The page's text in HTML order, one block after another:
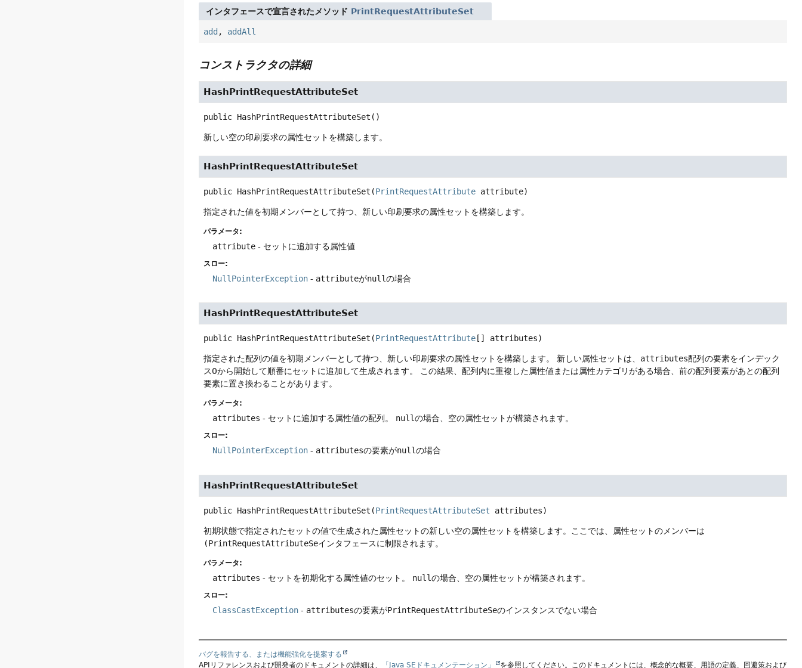
インタフェースで宣言されたメソッド PrintRequestAttributeSet
add , addAll
コンストラクタの詳細
HashPrintRequestAttributeSet
public HashPrintRequestAttributeSet ()
新しい空の印刷要求の属性セットを構築します。
HashPrintRequestAttributeSet
public HashPrintRequestAttributeSet (PrintRequestAttribute attribute)
指定された値を初期メンバーとして持つ、新しい印刷要求の属性セットを構築します。
パラメータ:
attribute - セットに追加する属性値
スロー:
NullPointerException - attributeがnullの場合
HashPrintRequestAttributeSet
public HashPrintRequestAttributeSet (PrintRequestAttribute [] attributes)
指定された配列の値を初期メンバーとして持つ、新しい印刷要求の属性セットを構築します。 新しい属性セットは、 attributes配列の要素をインデック
ス0から開始して順番にセットに追加して生成されます。
この結果、配列内に重複した属性値または属性カテゴリがある場合、前の配列要素があとの配列
要素に置き換わることがあります。
パラメータ:
attributes - セットに追加する属性値の配列。 nullの場合、空の属性セットが構築されます。
スロー:
NullPointerException - attributesの要素がnullの場合
HashPrintRequestAttributeSet
public HashPrintRequestAttributeSet (PrintRequestAttributeSet attributes)
初期状態で指定されたセットの値で生成された属性セットの新しい空の属性セットを構築します。ここでは、属性セットのメンバーは
(PrintRequestAttributeSeインタフェースに制限されます。
パラメータ:
attributes - セットを初期化する属性値のセット。 nullの場合、空の属性セットが構築されます。
スロー:
ClassCastException - attributesの要素がPrintRequestAttributeSeのインスタンスでない場合
バグを報告する、または機能強化を提案する
APIリファレンスおよび開発者のドキュメントの詳細は、
「Java SEドキュメンテーション」 を参照してください。このドキュメントには、概念的な概要、用語の定義、回避策および